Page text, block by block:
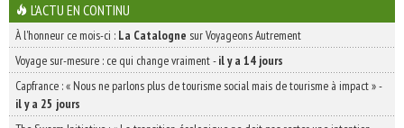
L'ACTU EN CONTINU
À l'honneur ce mois-ci : La Catalogne sur Voyageons Autrement
Voyage sur-mesure : ce qui change vraiment-il y a 14 jours
Capfrance : « Nous ne parlons plus de tourisme social mais de tourisme à impact »-
il y a 25 jours